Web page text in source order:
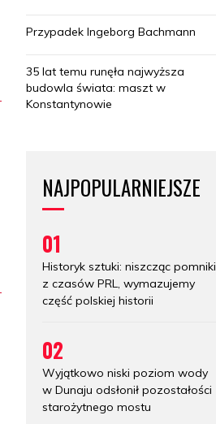
Przypadek Ingeborg Bachmann
35 lat temu runęła najwyższa
budowla świata: maszt w
Konstantynowie
NAJPOPULARNIEJSZE
01
Historyk sztuki: niszcząc pomniki
z czasów PRL, wymazujemy
część polskiej historii
02
Wyjątkowo niski poziom wody
w Dunaju odsłonił pozostałości
starożytnego mostu